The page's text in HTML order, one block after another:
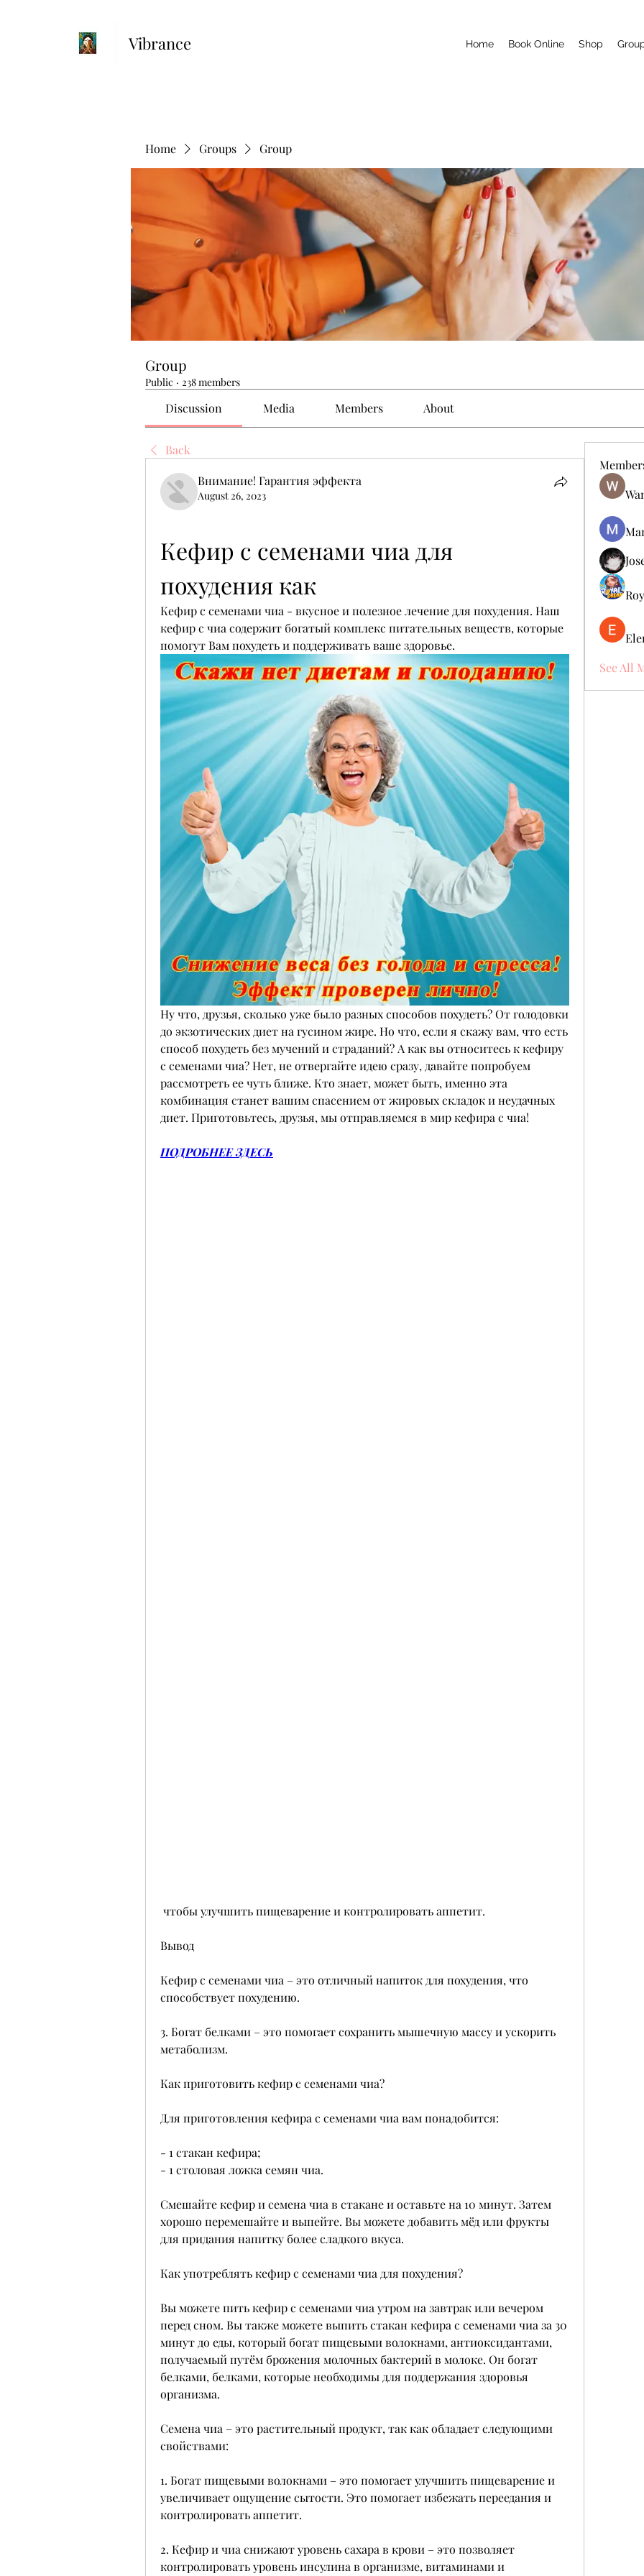
Vibrance Home Book Online Shop
Home Groups Group
Group
Public · 238 members
Discussion Media Members About
Back
Внимание! Гарантия эффекта
August 26, 2023
Кефир с семенами чиа для
похудения как
Кефир с семенами чиа - вкусное и полезное лечение для похудения. Наш
кефир с чиа содержит богатый комплекс питательных веществ, которые
помогут Вам похудеть и поддерживать ваше здоровье.
Ну что, друзья, сколько уже было разных способов похудеть? От голодовки
до экзотических диет на гусином жире. Но что, если я скажу вам, что есть
способ похудеть без мучений и страданий? А как вы относитесь к кефиру
с семенами чиа? Нет, не отвергайте идею сразу, давайте попробуем
рассмотреть ее чуть ближе. Кто знает, может быть, именно эта
комбинация станет вашим спасением от жировых складок и неудачных
диет. Приготовьтесь, друзья, мы отправляемся в мир кефира с чиа!
ПОДРОБНЕЕ ЗДЕСЬ
чтобы улучшить пищеварение и контролировать аппетит.
Вывод
Кефир с семенами чиа – это отличный напиток для похудения, что
способствует похудению.
3. Богат белками – это помогает сохранить мышечную массу и ускорить
метаболизм.
Как приготовить кефир с семенами чиа?
Для приготовления кефира с семенами чиа вам понадобится:
- 1 стакан кефира;
- 1 столовая ложка семян чиа.
Смешайте кефир и семена чиа в стакане и оставьте на 10 минут. Затем
хорошо перемешайте и выпейте. Вы можете добавить мёд или фрукты
для придания напитку более сладкого вкуса.
Как употреблять кефир с семенами чиа для похудения?
Вы можете пить кефир с семенами чиа утром на завтрак или вечером
перед сном. Вы также можете выпить стакан кефира с семенами чиа за 30
минут до еды, который богат пищевыми волокнами, антиоксидантами,
получаемый путём брожения молочных бактерий в молоке. Он богат
белками, белками, которые необходимы для поддержания здоровья
организма.
Семена чиа – это растительный продукт, так как обладает следующими
свойствами:
1. Богат пищевыми волокнами – это помогает улучшить пищеварение и
увеличивает ощущение сытости. Это помогает избежать переедания и
контролировать аппетит.
2. Кефир и чиа снижают уровень сахара в крови – это позволяет
контролировать уровень инсулина в организме, витаминами и
See All